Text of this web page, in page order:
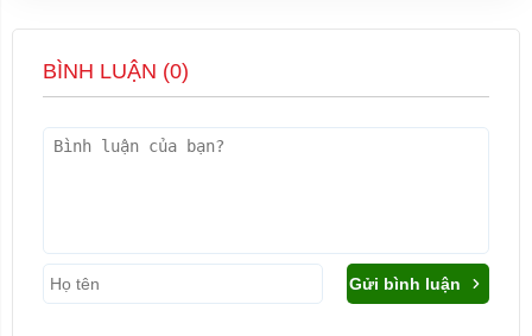
BÌNH LUẬN (0)
Gửi bình luận